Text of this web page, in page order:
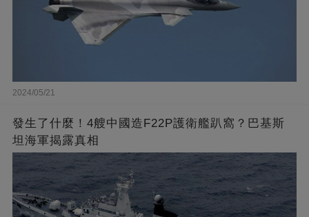
2024/05/21
發生了什麼！4艘中國造F22P護衛艦趴窩？巴基斯
坦海軍揭露真相